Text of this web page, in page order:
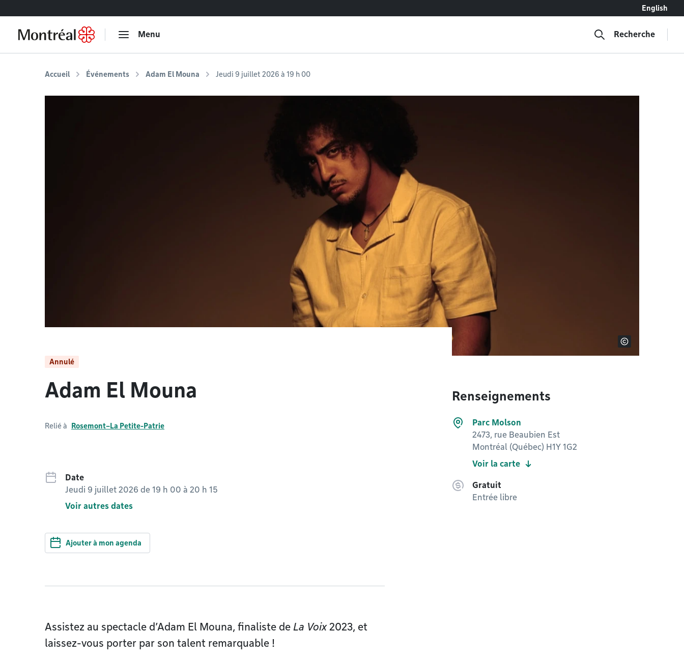
English
Menu Recherche
Accueil Événements Adam El Mouna Jeudi 9 juillet 2026 à 19 h 00
Annulé
Adam El Mouna
Relié à Rosemont–La Petite-Patrie
Date
Jeudi 9 juillet 2026 de 19 h 00 à 20 h 15
Voir autres dates
Ajouter à mon agenda
Renseignements
Parc Molson
2473, rue Beaubien Est
Montréal (Québec) H1Y 1G2
Voir la carte
Gratuit
Entrée libre
Assistez au spectacle d’Adam El Mouna, finaliste de La Voix2023, et
laissez-vous porter par son talent remarquable !